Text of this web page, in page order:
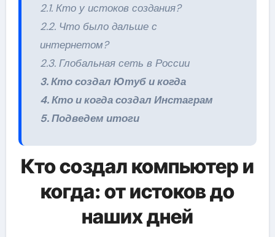
2.1. Кто у истоков создания?
2.2. Что было дальше с
интернетом?
2.3. Глобальная сеть в России
3. Кто создал Ютуб и когда
4. Кто и когда создал Инстаграм
5. Подведем итоги
Кто создал компьютер и
когда: от истоков до
наших дней